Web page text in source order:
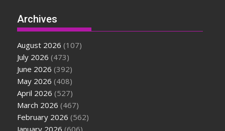
Archives
August 2026 (107)
July 2026 (473)
June 2026 (392)
May 2026 (408)
April 2026 (527)
March 2026 (467)
February 2026 (562)